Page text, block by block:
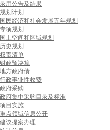
录用公告及结果
规划计划
国民经济和社会发展五年规划
专项规划
国土空间和区域规划
历史规划
权责清单
财政预决算
地方政府债
行政事业性收费
政府采购
政府集中采购目录及标准
项目实施
重点领域信息公开
建议提案办理